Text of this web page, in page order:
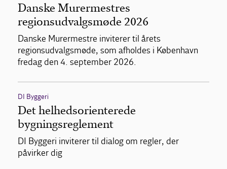
Danske Murermestres
regionsudvalgsmøde 2026
Danske Murermestre inviterer til årets
regionsudvalgsmøde, som afholdes i København
fredag den 4. september 2026.
DI Byggeri
Det helhedsorienterede
bygningsreglement
DI Byggeri inviterer til dialog om regler, der
påvirker dig